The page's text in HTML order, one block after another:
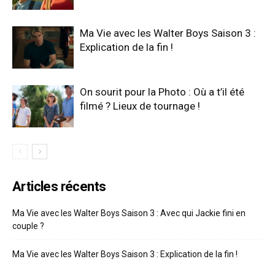
Ma Vie avec les Walter Boys Saison 3 :
Explication de la fin !
On sourit pour la Photo : Où a t’il été
filmé ? Lieux de tournage !
Articles récents
Ma Vie avec les Walter Boys Saison 3 : Avec qui Jackie fini en
couple ?
Ma Vie avec les Walter Boys Saison 3 : Explication de la fin !